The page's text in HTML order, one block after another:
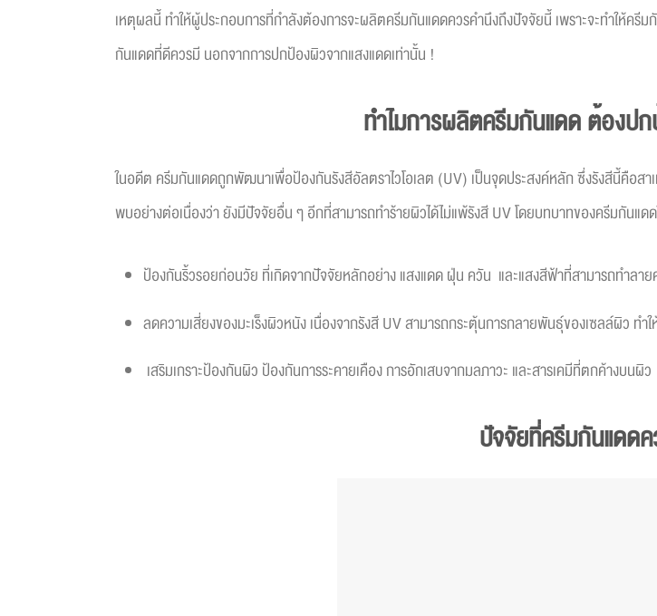
เหตุผลนี้ ทำให้ผู้ประกอบการที่กำลังต้องการจะผลิตครีมกันแดดควรคำนึงถึงปัจจัยนี้ เพราะจะทำให้
กันแดดที่ดีควรมี นอกจากการปกป้องผิวจากแสงแดดเท่านั้น !
ทำไมการผลิตครีมกันแดด ต้องป
ในอดีต ครีมกันแดดถูกพัฒนาเพื่อป้องกันรังสีอัลตราไวโอเลต (UV) เป็นจุดประสงค์หลัก ซึ่งรังสีนี้คือ
พบอย่างต่อเนื่องว่า ยังมีปัจจัยอื่น ๆ อีกที่สามารถทำร้ายผิวได้ไม่แพ้รังสี UV โดยบทบาทของครีมกันแด
ป้องกันริ้วรอยก่อนวัย ที่เกิดจากปัจจัยหลักอย่าง แสงแดด ฝุ่น ควัน และแสงสีฟ้าที่สามารถทำลาย
ลดความเสี่ยงของมะเร็งผิวหนัง เนื่องจากรังสี UV สามารถกระตุ้นการกลายพันธุ์ของเซลล์ผิว ทำใ
เสริมเกราะป้องกันผิว ป้องกันการระคายเคือง การอักเสบจากมลภาวะ และสารเคมีที่ตกค้างบนผิว
ปัจจัยที่ครีมกันแดด